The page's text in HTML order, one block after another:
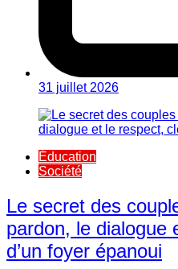
31 juillet 2026
Éducation
Société
Le secret des
pardon, le dialogue
d’un foyer épanoui